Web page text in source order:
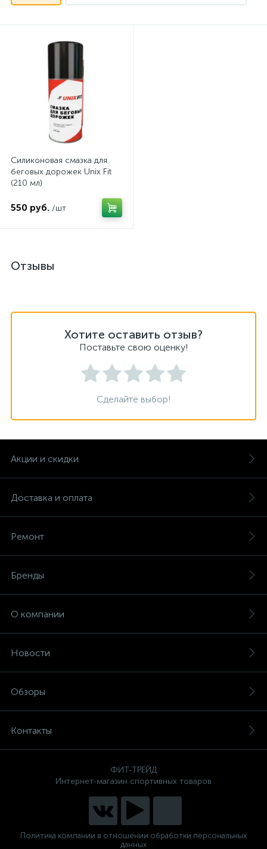
Силиконовая смазка для
беговых дорожек Unix Fit
(210 мл)
550 руб. /шт
Отзывы
Хотите оставить отзыв?
Поставьте свою оценку!
Сделайте выбор!
Акции и скидки
Доставка и оплата
Ремонт
Бренды
О компании
Новости
Обзоры
Контакты
ФИТ-ТРЕЙД
Интернет-магазин спортивных товаров
Политика компании в отношении обработки персональных
данных